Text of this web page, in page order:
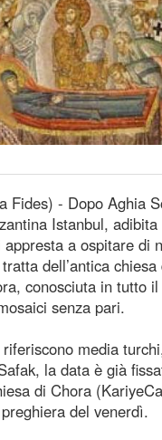
Fides) - Dopo Aghia
Istanbul,
a ospitare di
dell’antica chiesa
conosciuta in tutto
senza pari.
media
la data è già
di Chora
del venerdì.